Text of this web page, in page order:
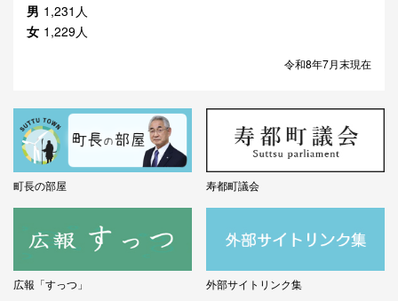
男 1,231人
女 1,229人
令和8年7月末現在
町長の部屋 寿都町議会
広報「すっつ」 外部サイトリンク集